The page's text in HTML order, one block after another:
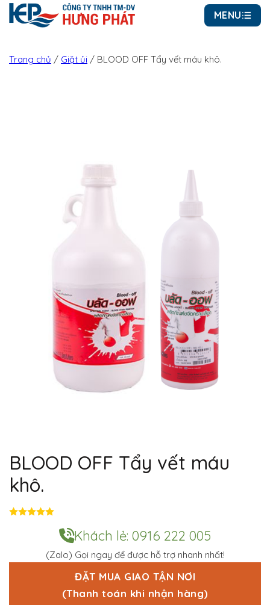
MENU
Trang chủ / Giặt ủi / BLOOD OFF Tẩy vết máu khô.
BLOOD OFF Tẩy vết máu
khô.
ế
Khách lẻ: 0916 222 005
(Zalo) Gọi ngay để được hỗ trợ nhanh nhất!
ĐẶT MUA GIAO TẬN NƠI
(Thanh toán khi nhận hàng)